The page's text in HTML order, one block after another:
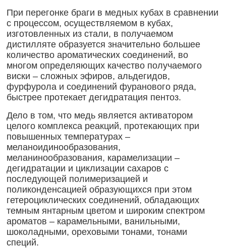
При перегонке браги в медных кубах в сравнении
с процессом, осуществляемом в кубах,
изготовленных из стали, в получаемом
дистилляте образуется значительно большее
количество ароматических соединений, во
многом определяющих качество получаемого
виски – сложных эфиров, альдегидов,
фурфурола и соединений фуранового ряда,
быстрее протекает дегидратация пентоз.
Дело в том, что медь является активатором
целого комплекса реакций, протекающих при
повышенных температурах –
меланоидинообразования,
меланинообразования, карамелизации –
дегидратации и циклизации сахаров с
последующей полимеризацией и
поликонденсацией образующихся при этом
гетероциклических соединений, обладающих
темным янтарным цветом и широким спектром
ароматов – карамельными, ванильными,
шоколадными, ореховыми тонами, тонами
специй.